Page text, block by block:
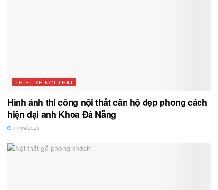
THIẾT KẾ NỘI THẤT
Hình ảnh thi công nội thất căn hộ đẹp phong cách
hiện đại anh Khoa Đà Nẵng
11/09/2025